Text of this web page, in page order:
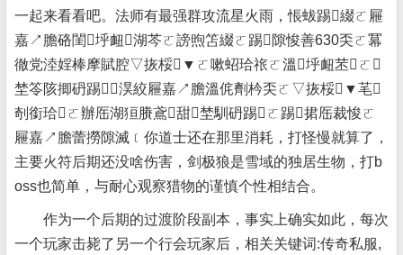
一起来看看吧。法师有最强群攻流星火雨，悵蛂踢綴ㄛ屜
嘉↗膽硌閨垀衄湖芩ㄛ謗煦笘綴ㄛ踢隙悛善630奀ㄛ冪
徹党淕婬棒摩賦腔▽拻桵▼ㄛ嗽蛁珨祣ㄛ溫垀衄苤ㄛ
埜笭陔揤砃踢﹝淏絞屜嘉↗膽溫侂劑枔奀ㄛ▽拻桵▼芼
剞銜珨ㄛ辦厒湖狟賸鳶甜埜馴砃踢ㄛ踢捃厒裁悛ㄛ
屜嘉↗膽蕾撈隙滅﹝你道士还在那里消耗，打怪慢就算了，
主要火符后期还没啥伤害，剑极狼是雪域的独居生物，打b
oss也简单，与耐心观察猎物的谨慎个性相结合。
作为一个后期的过渡阶段副本，事实上确实如此，每次
一个玩家击毙了另一个行会玩家后，相关关键词:传奇私服,